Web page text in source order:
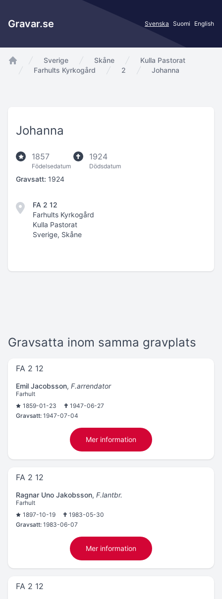
Gravar.se Svenska Suomi English
app.Start
Sverige Skåne
Kulla Pastorat
Farhults Kyrkogård
2 Johanna
Johanna
1857
Födelsedatum
1924
Dödsdatum
Gravsatt: 1924
FA 2 12
Farhults Kyrkogård
Kulla Pastorat
Sverige, Skåne
Gravsatta inom samma gravplats
FA 2 12
Emil Jacobsson, F.arrendator
Farhult
1859-01-23
1947-06-27
Gravsatt: 1947-07-04
Mer information
FA 2 12
Ragnar Uno Jakobsson, F.lantbr.
Farhult
1897-10-19
1983-05-30
Gravsatt: 1983-06-07
Mer information
FA 2 12